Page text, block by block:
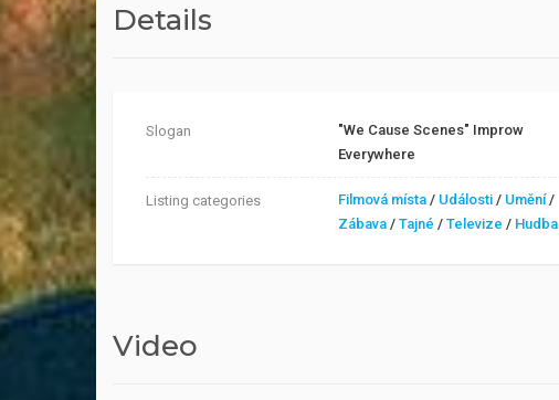
Details
Slogan
"We Cause Scenes" Improw
Everywhere
Listing categories Filmová místa / Události / Umění/
Zábava /Tajné /Televize / Hudba
Video